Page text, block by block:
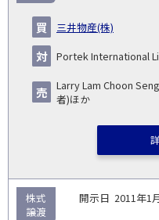
三井物産(株)
Portek International
Larry Lam Choon
者)ほか
2011年1
株式
譲渡